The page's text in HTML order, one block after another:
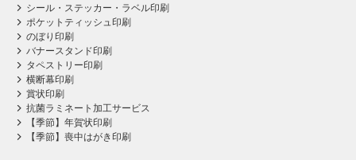
シール・ステッカー・ラベル印刷
ポケットティッシュ印刷
のぼり印刷
バナースタンド印刷
タペストリー印刷
横断幕印刷
賞状印刷
抗菌ラミネート加工サービス
【季節】年賀状印刷
【季節】喪中はがき印刷